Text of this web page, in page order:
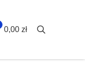
0,00 zł